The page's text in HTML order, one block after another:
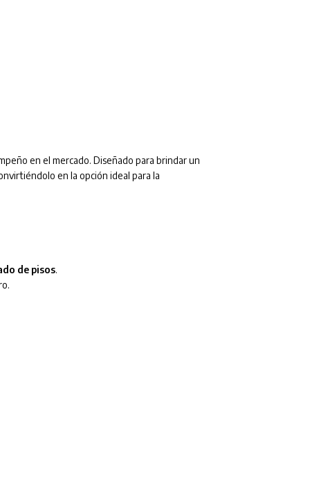
en el mercado. Diseñado para brindar un
en la opción ideal para la
de pisos.